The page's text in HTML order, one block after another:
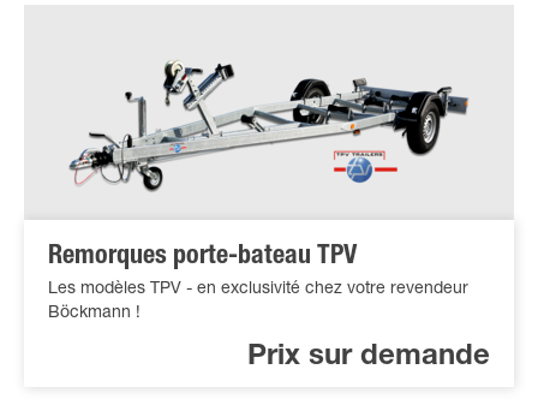
Remorques porte-bateau TPV
Les modèles TPV - en exclusivité chez votre revendeur
Böckmann !
Prix sur demande